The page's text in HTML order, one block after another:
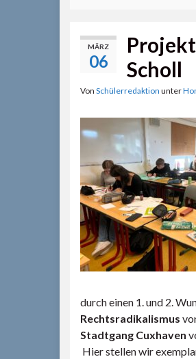
MÄRZ
06
Scholl
Von Schülerredaktion unter
durch einen 1. und 2.
Rechtsradikalismus
Stadtgang Cuxhaven
Hier stellen wir